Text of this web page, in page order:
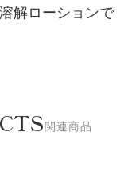
解ローションで
関連商品